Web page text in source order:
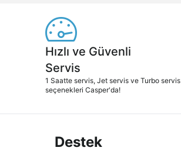
Hızlı ve Güvenli
Servis
1 Saatte servis, Jet servis ve Turbo servis
seçenekleri Casper'da!
Destek